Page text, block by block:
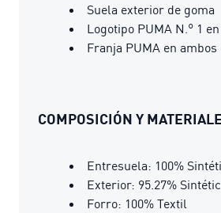
Suela exterior de goma
Logotipo PUMA N.° 1
Franja PUMA en ambos
COMPOSICIÓN Y
Entresuela: 100%
Exterior: 95.27%
Forro: 100% Textil